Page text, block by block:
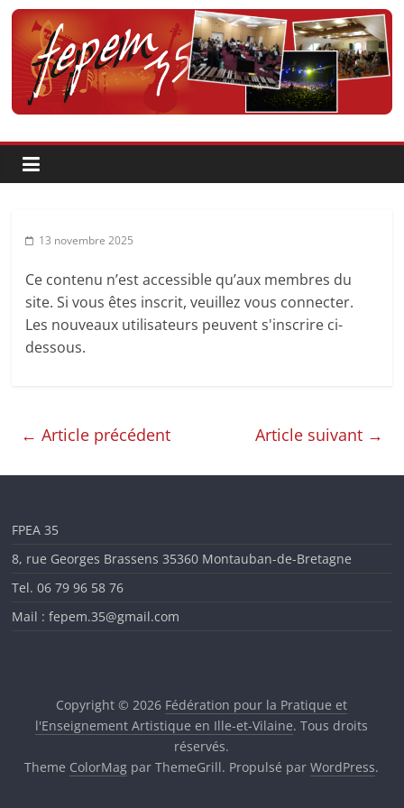
Passer
contenu
Fédération
pour
la
Pratique
et
l'Enseignement
en
Ille-
et-
Vilaine
13 novembre 2025
Ce contenu n’est accessible qu’aux membres du
site. Si vous êtes inscrit, veuillez vous connecter.
Les nouveaux utilisateurs peuvent s'inscrire ci-
dessous.
← Article précédent Article suivant →
FPEA 35
8, rue Georges Brassens 35360 Montauban-de-Bretagne
Tel. 06 79 96 58 76
Mail : fepem.35@gmail.com
Copyright © 2026 Fédération pour la Pratique et
l'Enseignement Artistique en Ille-et-Vilaine. Tous droits
réservés.
Theme ColorMag par ThemeGrill. Propulsé parWordPress.